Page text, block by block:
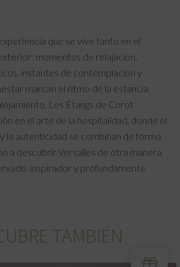
que se vive tanto en el
momentos de relajación,
instantes de contemplación y
marcan el ritmo de la estancia.
Les Étangs de Corot
en el arte de la hospitalidad, donde el
la autenticidad se combinan de forma
a descubrir Versalles de otra manera,
inspirador y profundamente
TAMBIÉN